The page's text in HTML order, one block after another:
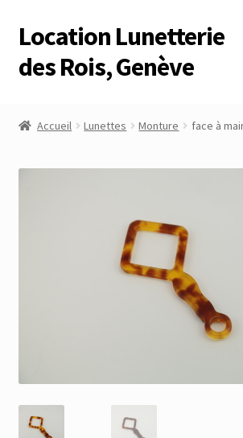
Aller
à
la
Aller
au
contenu
Location Lunetterie
des Rois, Genève
Membres
Accueil Lunettes Monture face à